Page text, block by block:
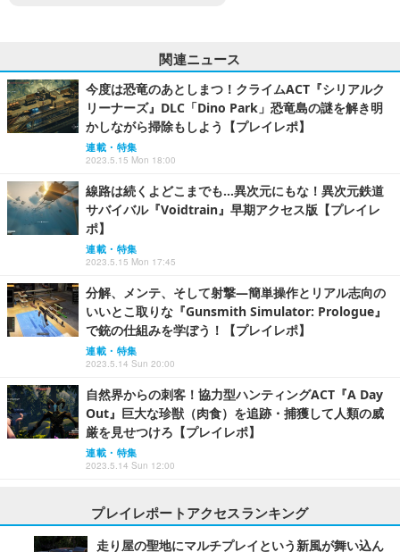
関連ニュース
今度は恐竜のあとしまつ！クライムACT『シリアルク
リーナーズ』DLC「Dino Park」恐竜島の謎を解き明
かしながら掃除もしよう【プレイレポ】
連載・特集
2023.5.15 Mon 18:00
線路は続くよどこまでも…異次元にもな！異次元鉄道
サバイバル『Voidtrain』早期アクセス版【プレイレ
ポ】
連載・特集
2023.5.15 Mon 17:45
分解、メンテ、そして射撃―簡単操作とリアル志向の
いいとこ取りな『Gunsmith Simulator: Prologue』
で銃の仕組みを学ぼう！【プレイレポ】
連載・特集
2023.5.14 Sun 20:00
自然界からの刺客！協力型ハンティングACT『A Day
Out』巨大な珍獣（肉食）を追跡・捕獲して人類の威
厳を見せつけろ【プレイレポ】
連載・特集
2023.5.14 Sun 12:00
プレイレポートアクセスランキング
走り屋の聖地にマルチプレイという新風が舞い込ん